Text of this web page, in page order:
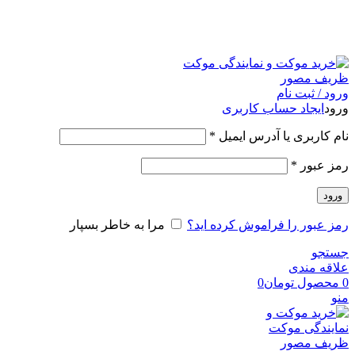
ورود / ثبت نام
ورود ایجاد حساب کاربری
نام کاربری یا آدرس ایمیل *
رمز عبور *
ورود
رمز عبور را فراموش کرده اید؟ مرا به خاطر بسپار
جستجو
علاقه مندی
0 محصول تومان0
منو